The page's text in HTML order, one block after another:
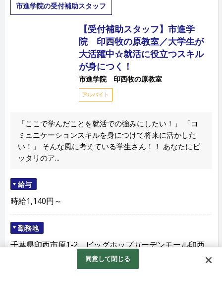
市進学院の受付補助スタッフ
【受付補助スタッフ】市進学
院 印西牧の原教室／大学生が
大活躍中☆就活に役立つスキル
が身につく！
市進学院 印西牧の原教室
アルバイト
「ここで学んだことを就活での強みにしたい！」 「コ
ミュニケーションスキルを身につけて将来に活かした
い！」 そんな風に考えている学生さん！！ あなたにピ
ッタリのア...
給与
時給1,140円～
勤務地
千葉県印西市原1-2 ビッグホップガーデンモール印西
2F ※ご自宅最寄りの教室以外での勤務をお願いすること
同意して閉じる